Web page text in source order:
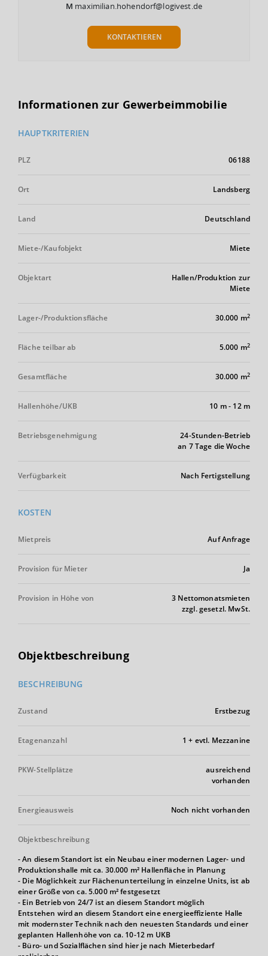
M maximilian.hohendorf@logivest.de
KONTAKTIEREN
Informationen zur Gewerbeimmobilie
HAUPTKRITERIEN
PLZ 06188
Ort Landsberg
Land Deutschland
Miete-/Kaufobjekt Miete
Objektart
Hallen/Produktion zur
Miete
Lager-/Produktionsfläche 30.000 m2
Fläche teilbar ab 5.000 m2
Gesamtfläche 30.000 m2
Hallenhöhe/UKB 10 m- 12 m
Betriebsgenehmigung
24-Stunden-Betrieb
an 7 Tage die Woche
Verfügbarkeit Nach Fertigstellung
KOSTEN
Mietpreis Auf Anfrage
Provision für Mieter Ja
Provision in Höhe von
3 Nettomonatsmieten
zzgl. gesetzl. MwSt.
Objektbeschreibung
BESCHREIBUNG
Zustand Erstbezug
Etagenanzahl 1 + evtl. Mezzanine
PKW-Stellplätze
ausreichend
vorhanden
Energieausweis Noch nicht vorhanden
Objektbeschreibung
- An diesem Standort ist ein Neubau einer modernen Lager- und
Produktionshalle mit ca. 30.000 m² Hallenfläche in Planung
- Die Möglichkeit zur Flächenunterteilung in einzelne Units, ist ab
einer Größe von ca. 5.000 m² festgesetzt
- Ein Betrieb von 24/7 ist an diesem Standort möglich
Entstehen wird an diesem Standort eine energieeffiziente Halle
mit modernster Technik nach den neuesten Standards und einer
geplanten Hallenhöhe von ca. 10-12 m UKB
- Büro- und Sozialflächen sind hier je nach Mieterbedarf